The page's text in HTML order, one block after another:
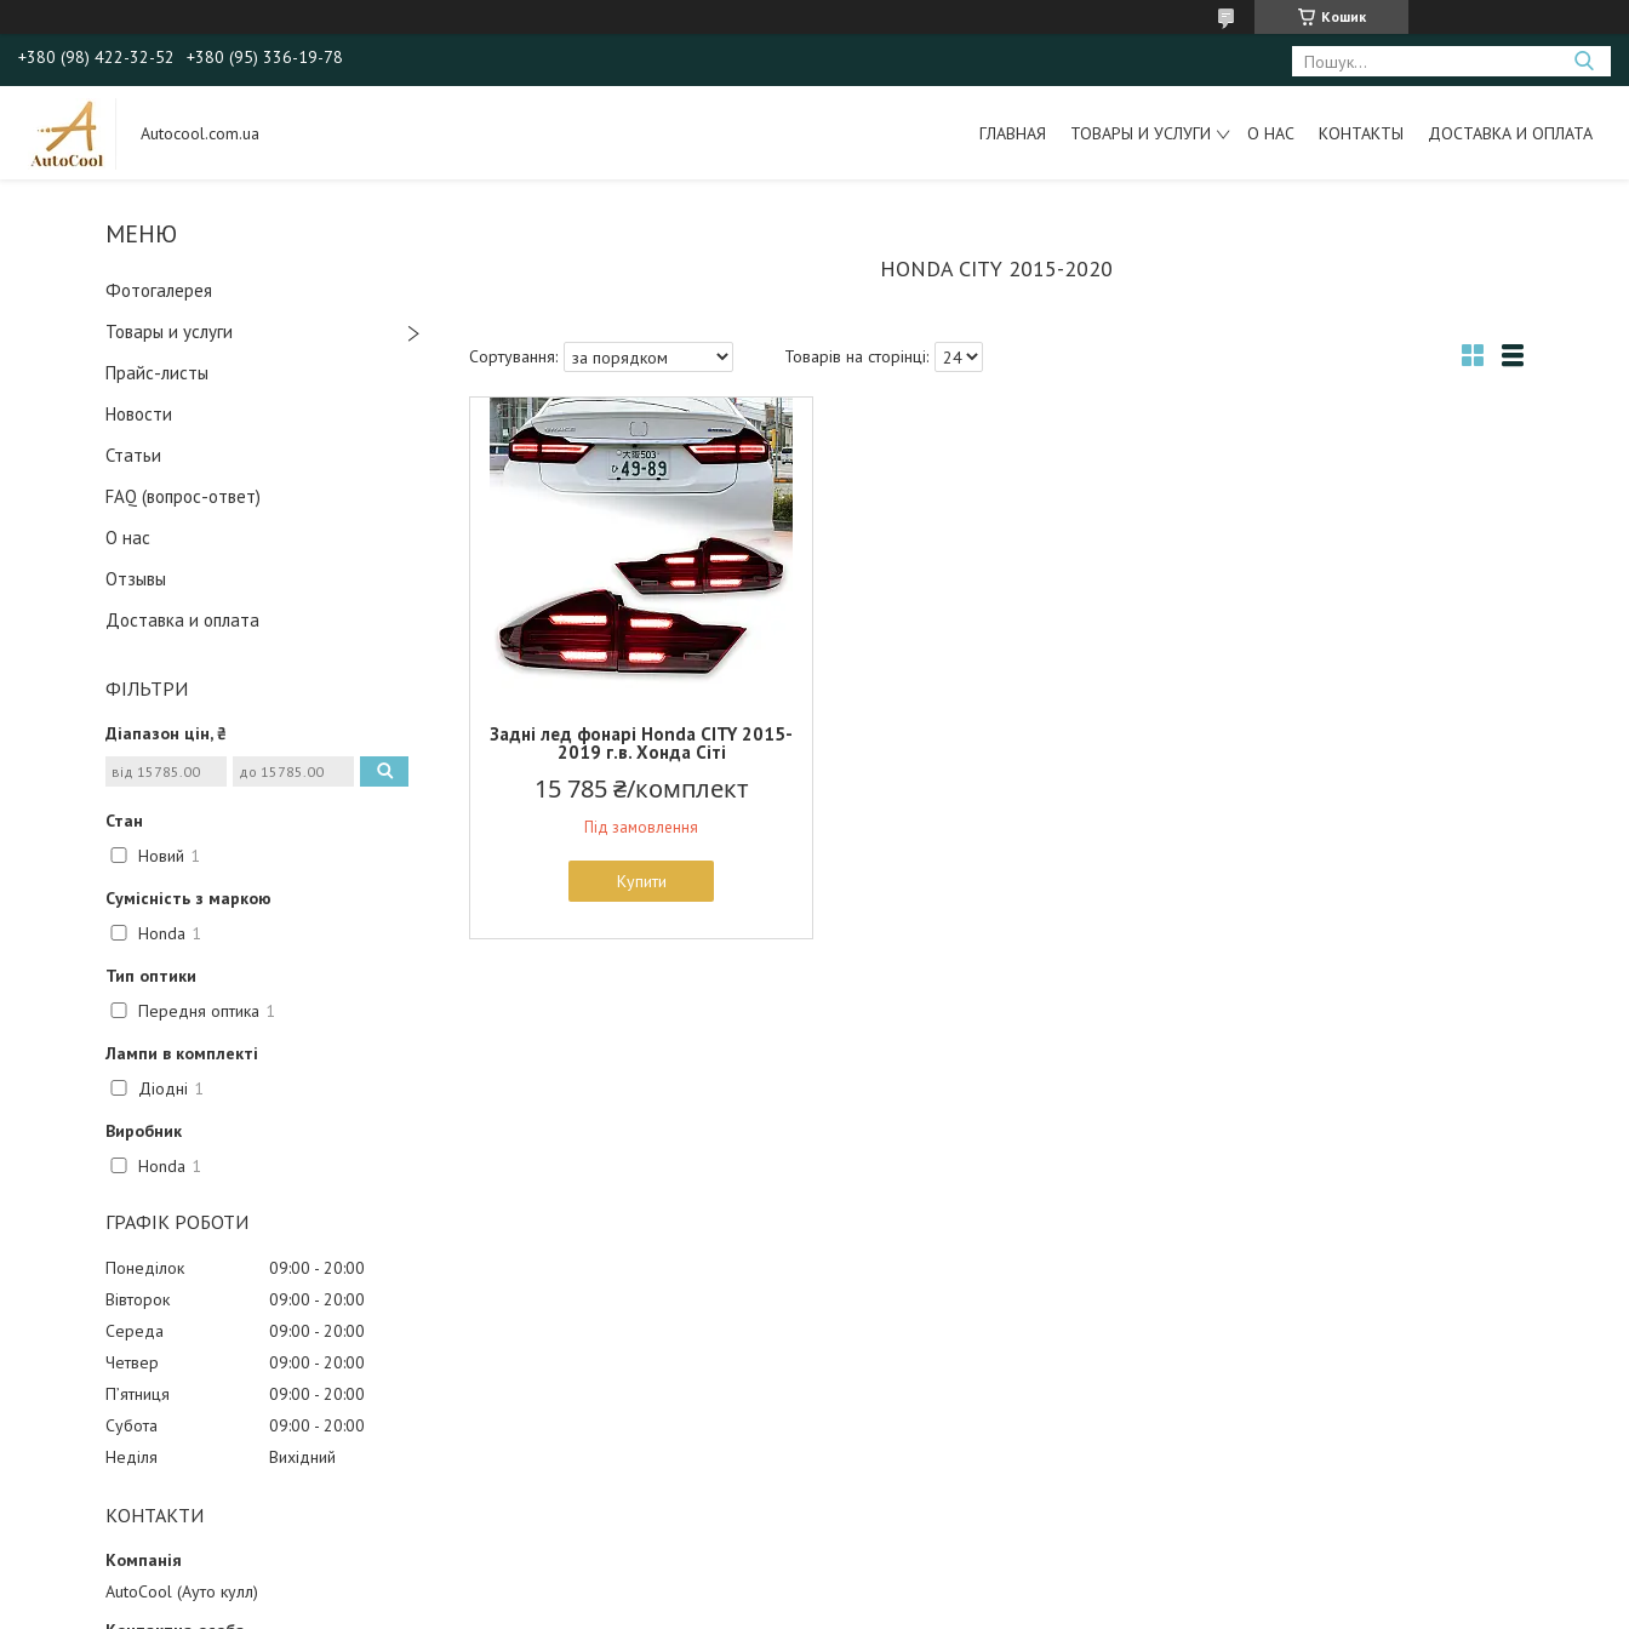
Кошик
+380 (98) 422-32-52 +380 (95) 336-19-78
Autocool.com.ua ГЛАВНАЯ ТОВАРЫ И УСЛУГИ О НАС КОНТАКТЫ ДОСТАВКА И ОПЛАТА
Фотогалерея
Товары и услуги
Прайс-листы
Новости
Статьи
FAQ (вопрос-ответ)
О нас
Отзывы
Доставка и оплата
ФІЛЬТРИ
Діапазон цін, ₴
Стан
Новий 1
Сумісність з маркою
Honda 1
Тип оптики
Передня оптика 1
Лампи в комплекті
Діодні 1
Виробник
Honda 1
ГРАФІК РОБОТИ
Понеділок 09:00
20:00
Вівторок
09:00
20:00
Середа
09:00
20:00
Четвер
09:00
20:00
Пʼятниця
09:00
20:00
Субота
09:00
20:00
Неділя
Вихідний
КОНТАКТИ
AutoCool (Ауто кулл)
HONDA CITY 2015-2020
Задні лед фонарі Honda CITY 2015-
2019 г.в. Хонда Сіті
15 785 ₴/комплект
Під замовлення
Купити